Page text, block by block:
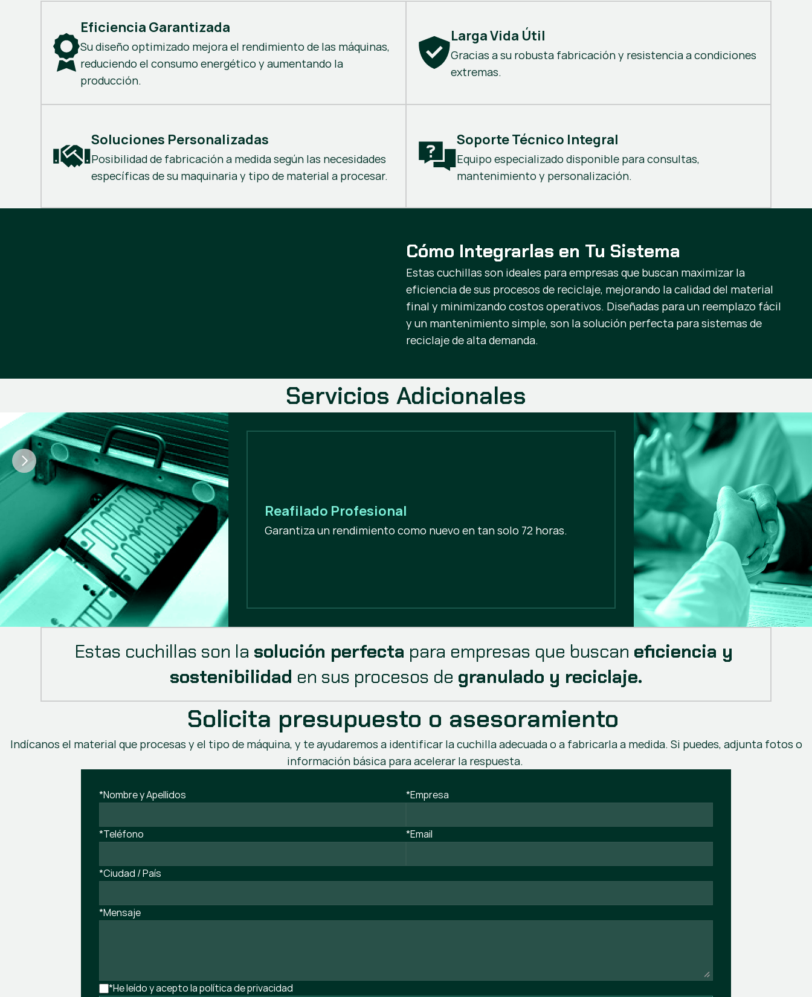
Eficiencia Garantizada
Su diseño optimizado mejora el rendimiento de las máquinas,
reduciendo el consumo energético y aumentando la
producción.
Larga Vida Útil
Gracias a su robusta fabricación y resistencia a condiciones
extremas.
Soluciones Personalizadas
Posibilidad de fabricación a medida según las necesidades
específicas de su maquinaria y tipo de material a procesar.
Soporte Técnico Integral
Equipo especializado disponible para consultas,
mantenimiento y personalización.
Cómo Integrarlas en Tu Sistema
Estas cuchillas son ideales para empresas que buscan maximizar la
eficiencia de sus procesos de reciclaje, mejorando la calidad del material
final y minimizando costos operativos. Diseñadas para un reemplazo fácil
y un mantenimiento simple, son la solución perfecta para sistemas de
reciclaje de alta demanda.
Servicios Adicionales
Reafilado Profesional
Garantiza un rendimiento como nuevo en tan solo 72 horas.
Estas cuchillas son la solución perfecta para empresas que buscan eficiencia y
sostenibilidad en sus procesos de granulado y reciclaje.
Solicita presupuesto o asesoramiento
Indícanos el material que procesas y el tipo de máquina, y te ayudaremos a identificar la cuchilla adecuada o a fabricarla a medida. Si puedes, adjunta fotos o
información básica para acelerar la respuesta.
*Nombre y Apellidos *Empresa
*Teléfono *Email
*Ciudad / País
*Mensaje
*He leído y acepto la política de privacidad